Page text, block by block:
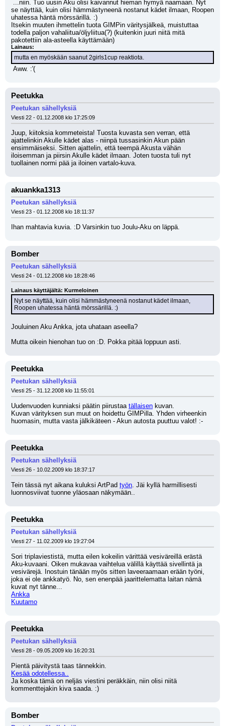
se näyttää, kuin olisi hämmästyneenä nostanut kädet ilmaan, Roopen
uhatessa häntä mörssärillä. :)
Itsekin muuten ihmettelin tuota GIMPin väritysjälkeä, muistuttaa
todella paljon vahaliitua/öljyliitua(?) (kuitenkin juuri niitä mitä
pakotettiin ala-asteella käyttämään)
Lainaus:
mutta en myöskään saanut 2girls1cup reaktiota.
Aww. :'(
Peetukka
Peetukan sähellyksiä
Viesti 22 - 01.12.2008 klo 17:25:09
Juup, kiitoksia kommeteista! Tuosta kuvasta sen verran, että
ajattelinkin Akulle kädet alas - niinpä tussasinkin Akun pään
ensimmäiseksi. Sitten ajattelin, että teempä Akusta vähän
iloisemman ja piirsin Akulle kädet ilmaan. Joten tuosta tuli nyt
tuollainen normi pää ja iloinen vartalo-kuva.
akuankka1313
Peetukan sähellyksiä
Viesti 23 - 01.12.2008 klo 18:11:37
Ihan mahtavia kuvia. :D Varsinkin tuo Joulu-Aku on läppä.
Bomber
Peetukan sähellyksiä
Viesti 24 - 01.12.2008 klo 18:28:46
Lainaus käyttäjältä: Kurmeloinen
Nyt se näyttää, kuin olisi hämmästyneenä nostanut kädet ilmaan,
Roopen uhatessa häntä mörssärillä. :)
Jouluinen Aku Ankka, jota uhataan aseella?
Mutta oikein hienohan tuo on :D. Pokka pitää loppuun asti.
Peetukka
Peetukan sähellyksiä
Viesti 25 - 31.12.2008 klo 11:55:01
Uudenvuoden kunniaksi päätin piirustaa tällaisen kuvan.
Kuvan värityksen sun muut on hoidettu GIMPilla. Yhden virheenkin
huomasin, mutta vasta jälkikäteen - Akun autosta puuttuu valot! :-
Peetukka
Peetukan sähellyksiä
Viesti 26 - 10.02.2009 klo 18:37:17
Tein tässä nyt aikana kuluksi ArtPad työn. Jäi kyllä harmillisesti
luonnosviivat tuonne yläosaan näkymään..
Peetukka
Peetukan sähellyksiä
Viesti 27 - 11.02.2009 klo 19:27:04
Sori triplaviestistä, mutta eilen kokeilin värittää vesiväreillä erästä
Aku-kuvaani. Oiken mukavaa vaihtelua välillä käyttää sivellintä ja
vesivärejä. Inostuin tänään myös sitten laveeraamaan erään työni,
joka ei ole ankkatyö. No, sen enenpää jaarittelematta laitan nämä
kuvat nyt tänne...
Ankka
Kuutamo
Peetukka
Peetukan sähellyksiä
Viesti 28 - 09.05.2009 klo 16:20:31
Pientä päivitystä taas tännekkin.
Kesää odotellessa..
Ja koska tämä on neljäs viestini peräkkäin, niin olisi niitä
kommenttejakin kiva saada. :)
Bomber